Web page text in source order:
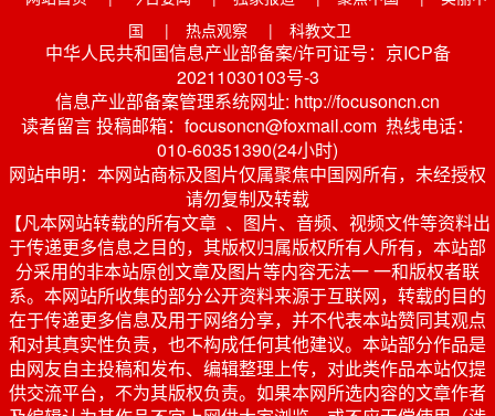
国
| 热点观察 | 科教文卫
中华人民共和国信息产业部备案/许可证号：京ICP备
20211030103号-3
信息产业部备案管理系统网址: http://focusoncn.cn
读者留言 投稿邮箱：focusoncn@foxmail.com 热线电话：
010-60351390(24小时)
网站申明：本网站商标及图片仅属聚焦中国网所有，未经授权
请勿复制及转载
【凡本网站转载的所有文章 、图片、音频、视频文件等资料出
于传递更多信息之目的，其版权归属版权所有人所有，本站部
分采用的非本站原创文章及图片等内容无法一 一和版权者联
系。本网站所收集的部分公开资料来源于互联网，转载的目的
在于传递更多信息及用于网络分享，并不代表本站赞同其观点
和对其真实性负责，也不构成任何其他建议。本站部分作品是
由网友自主投稿和发布、编辑整理上传，对此类作品本站仅提
供交流平台，不为其版权负责。如果本网所选内容的文章作者